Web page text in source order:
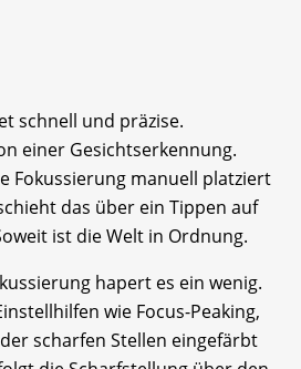
schnell und präzise.
einer Gesichtserkennung.
Fokussierung manuell platziert
das über ein Tippen auf
ist die Welt in Ordnung.
hapert es ein wenig.
wie Focus-Peaking,
scharfen Stellen eingefärbt